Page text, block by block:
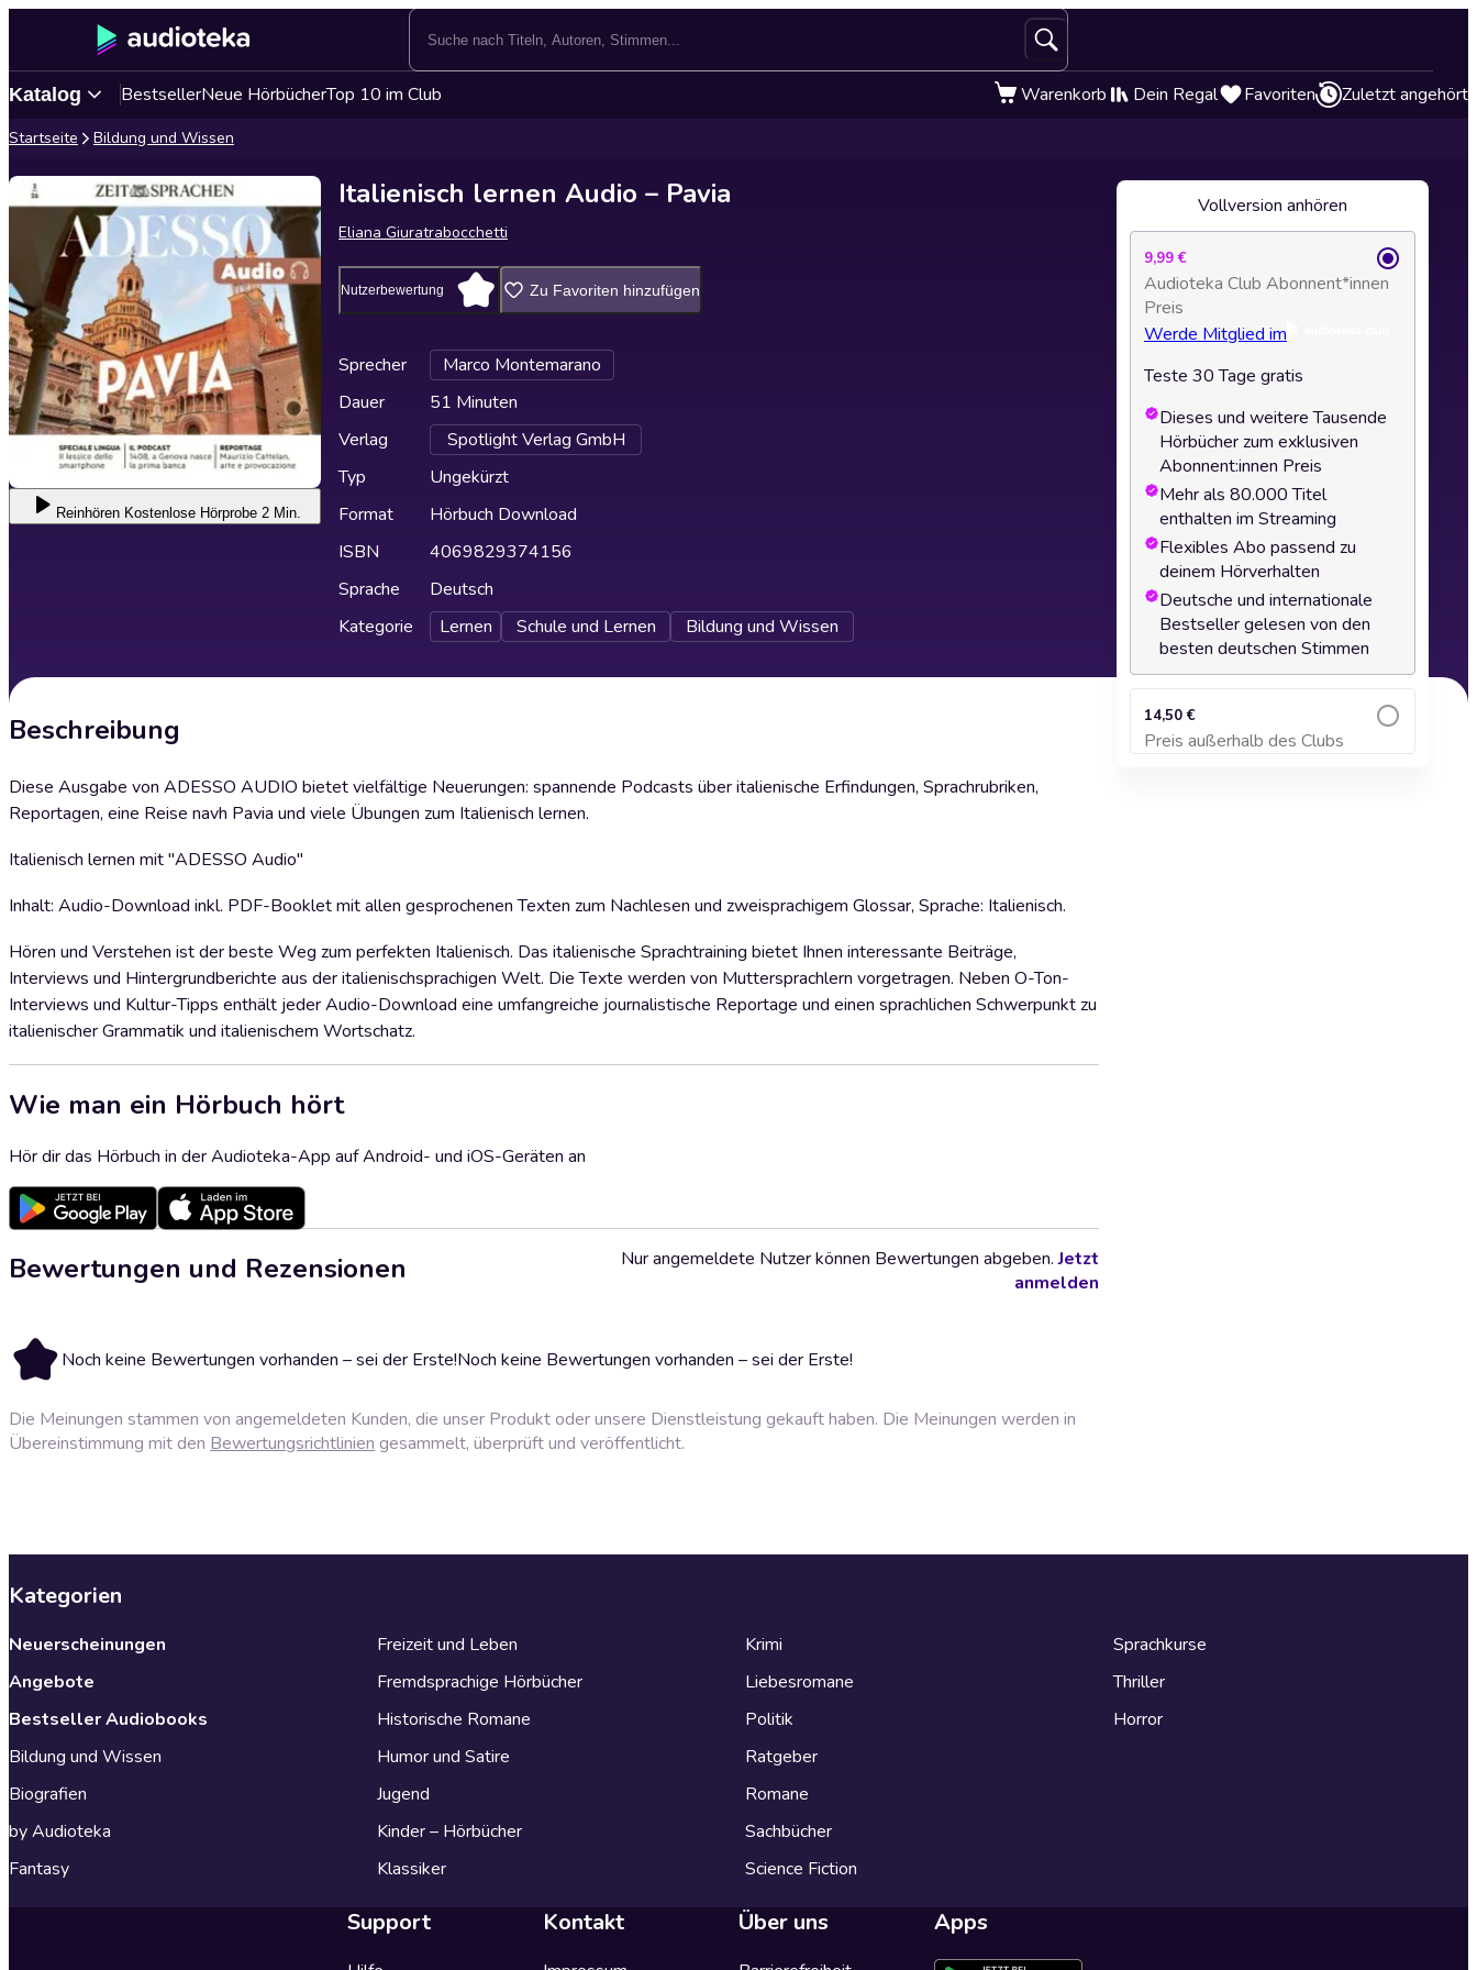
Katalog BestsellerNeue HörbücherTop 10 im Club Warenkorb Dein Regal Favoriten Zuletzt angehört
Startseite Bildung und Wissen
Reinhören Kostenlose Hörprobe 2 Min.
Italienisch lernen Audio – Pavia
Eliana Giuratrabocchetti
Nutzerbewertung Zu Favoriten hinzufügen
Sprecher
Marco Montemarano
Dauer
51 Minuten
Verlag
Spotlight Verlag GmbH
Typ
Ungekürzt
Format
Hörbuch Download
ISBN
4069829374156
Sprache
Deutsch
Kategorie
Lernen Schule und Lernen Bildung und Wissen
Beschreibung
Diese Ausgabe von ADESSO AUDIO bietet vielfältige Neuerungen: spannende Podcasts über italienische Erfindungen, Sprachrubriken,
Reportagen, eine Reise navh Pavia und viele Übungen zum Italienisch lernen.
Italienisch lernen mit "ADESSO Audio"
Inhalt: Audio-Download inkl. PDF-Booklet mit allen gesprochenen Texten zum Nachlesen und zweisprachigem Glossar, Sprache: Italienisch.
Hören und Verstehen ist der beste Weg zum perfekten Italienisch. Das italienische Sprachtraining bietet Ihnen interessante Beiträge,
Interviews und Hintergrundberichte aus der italienischsprachigen Welt. Die Texte werden von Muttersprachlern vorgetragen. Neben O-Ton-
Interviews und Kultur-Tipps enthält jeder Audio-Download eine umfangreiche journalistische Reportage und einen sprachlichen Schwerpunkt zu
italienischer Grammatik und italienischem Wortschatz.
Wie man ein Hörbuch hört
Hör dir das Hörbuch in der Audioteka-App auf Android- und iOS-Geräten an
Bewertungen und Rezensionen
Noch keine Bewertungen vorhanden – sei der Erste!Noch keine Bewertungen vorhanden – sei der Erste!
Nur angemeldete Nutzer können Bewertungen abgeben.Jetzt
anmelden
Die Meinungen stammen von angemeldeten Kunden, die unser Produkt oder unsere Dienstleistung gekauft haben. Die Meinungen werden in
Übereinstimmung mit den Bewertungsrichtlinien gesammelt, überprüft und veröffentlicht.
Vollversion anhören
9,99 €
Audioteka Club Abonnent*innen
Preis
Werde Mitglied im
Teste 30 Tage gratis
Dieses und weitere Tausende
Hörbücher zum exklusiven
Abonnent:innen Preis
Mehr als 80.000 Titel
enthalten im Streaming
Flexibles Abo passend zu
deinem Hörverhalten
Deutsche und internationale
Bestseller gelesen von den
besten deutschen Stimmen
14,50 €
Preis außerhalb des Clubs
Zum Warenkorb hinzufügen
Kategorien
Neuerscheinungen
Angebote
Bestseller Audiobooks
Bildung und Wissen
Biografien
by Audioteka
Fantasy
Freizeit und Leben
Fremdsprachige Hörbücher
Historische Romane
Humor und Satire
Jugend
Kinder – Hörbücher
Klassiker
Krimi
Liebesromane
Politik
Ratgeber
Romane
Sachbücher
Science Fiction
Sprachkurse
Thriller
Horror
Support Kontakt Über uns Apps